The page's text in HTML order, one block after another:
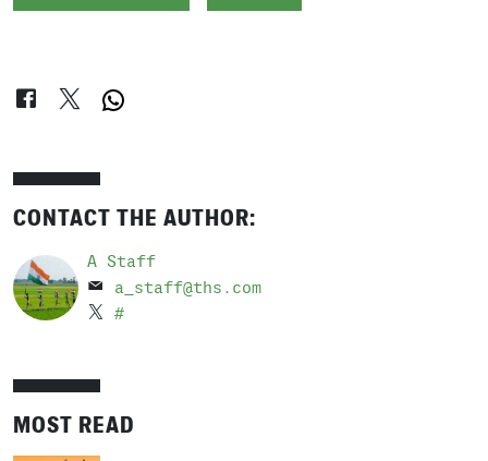
CONTACT THE AUTHOR:
A Staff
a_staff@ths.com
#
MOST READ